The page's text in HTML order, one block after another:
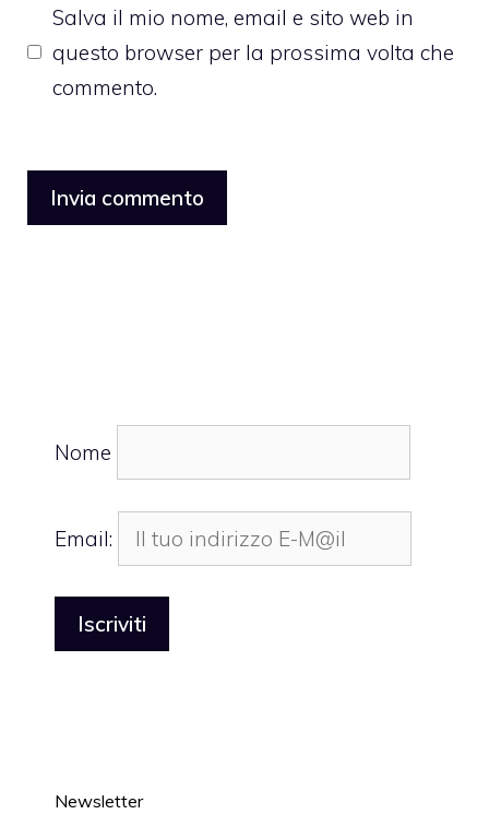
Salva il mio nome, email e sito web in
questo browser per la prossima volta che
commento.
Nome
Email:
Newsletter